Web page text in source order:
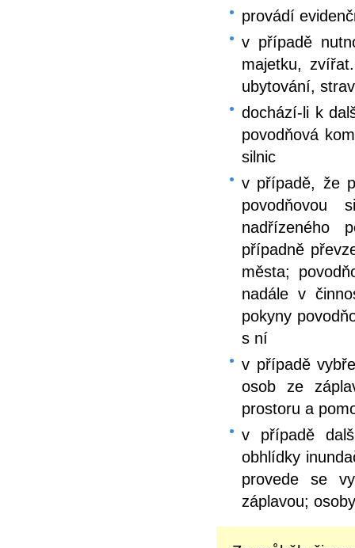
provádí
v případě
majetku,
ubytování,
dochází-li k
povodňová
silnic
v případě, že
povodňovou
nadřízeného
případně
města;
nadále v
pokyny
s ní
v případě
osob ze
prostoru a
v případě
obhlídky
provede se
záplavou;